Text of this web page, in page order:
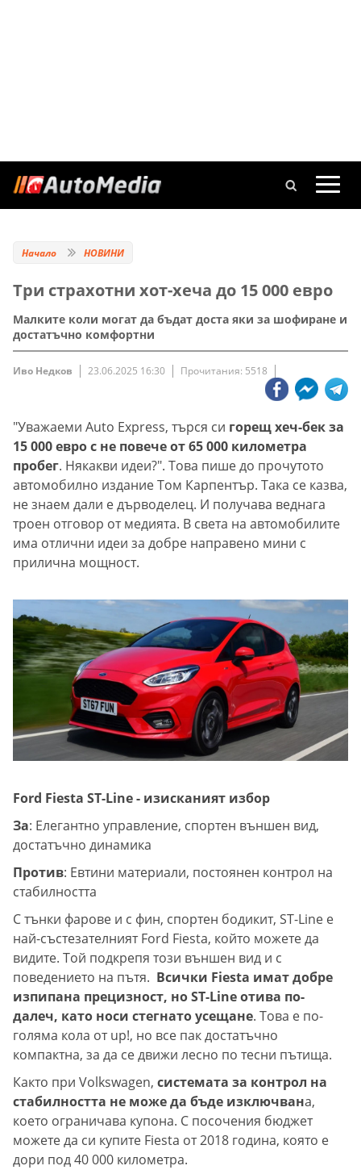
Начало НОВИНИ
Три страхотни хот-хеча до 15 000 евро
Малките коли могат да бъдат доста яки за шофиране и
достатъчно комфортни
Иво Недков 23.06.2025 16:30 Прочитания: 5518
"Уважаеми Auto Express, търся си горещ хеч-бек за
15 000 евро с не повече от 65 000 километра
пробег. Някакви идеи?". Това пише до прочутото
автомобилно издание Том Карпентър. Така се казва,
не знаем дали е дърводелец. И получава веднага
троен отговор от медията. В света на автомобилите
има отлични идеи за добре направено мини с
прилична мощност.
Ford Fiesta ST-Line - изисканият избор
За: Елегантно управление, спортен външен вид,
достатъчно динамика
Против: Евтини материали, постоянен контрол на
стабилността
С тънки фарове и с фин, спортен бодикит, ST-Line е
най-състезателният Ford Fiesta, който можете да
видите. Той подкрепя този външен вид и с
поведението на пътя. Всички Fiesta имат добре
изпипана прецизност, но ST-Line отива по-
далеч, като носи стегнато усещане. Това е по-
голяма кола от up!, но все пак достатъчно
компактна, за да се движи лесно по тесни пътища.
Както при Volkswagen, системата за контрол на
стабилността не може да бъде изключвана,
което ограничава купона. С посочения бюджет
можете да си купите Fiesta от 2018 година, която е
дори под 40 000 километра.